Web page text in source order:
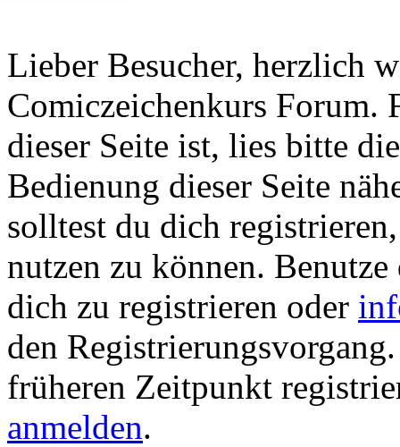
Lieber Besucher, herzlich
Comiczeichenkurs Forum.
dieser Seite ist, lies bitte
Bedienung dieser Seite
solltest du dich
nutzen zu können.
dich zu registrieren oder
den
früheren Zeitpunkt
anmelden.